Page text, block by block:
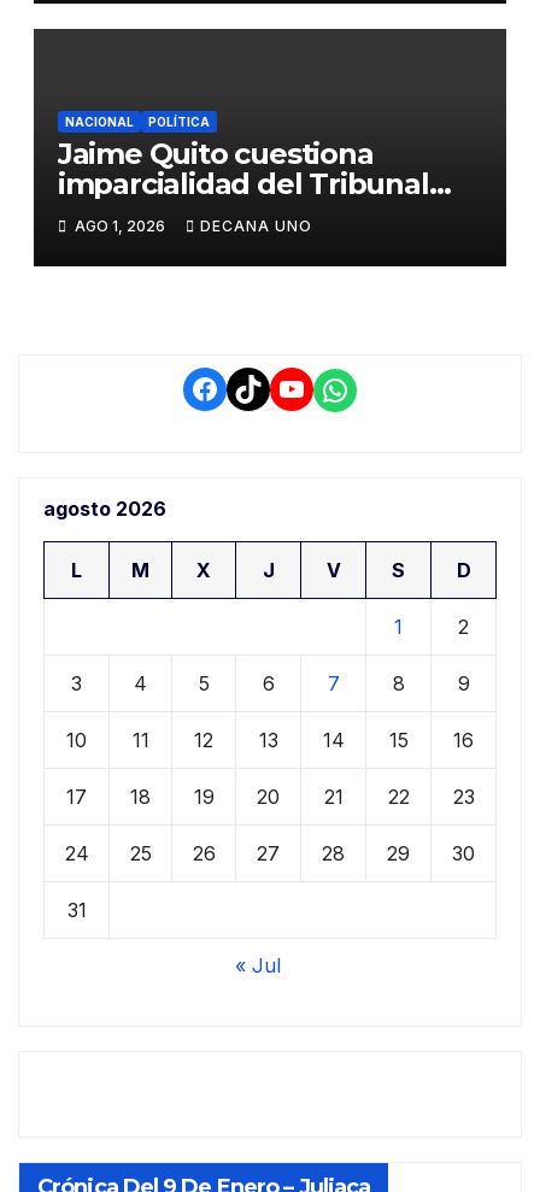
NACIONAL POLÍTICA
Jaime Quito cuestiona
imparcialidad del Tribunal
Constitucional tras liberación
de Ollanta Humala
AGO 1, 2026 DECANA UNO
Facebook
TikTokYouTube
WhatsApp
agosto 2026
L M X J V S D
1 2
3 4 5 6 7 8 9
10 11 12 13 14 15 16
17 18 19 20 21 22 23
24 25 26 27 28 29 30
31
« Jul